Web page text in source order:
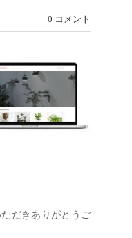
0 コメント
だきありがとうご